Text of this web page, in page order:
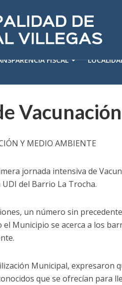
FISCAL
Y MEDIO AMBIENTE
jornada intensiva de
del Barrio La Trocha.
un número sin
Municipio se acerca a los
Municipal, expresaron
que se ofrecían para